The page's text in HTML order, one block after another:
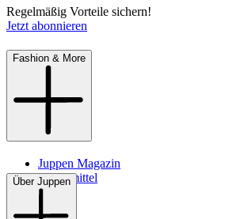
Regelmäßig Vorteile sichern!
Jetzt abonnieren
Fashion & More
Juppen Magazin
Pflegemittel
Über Juppen